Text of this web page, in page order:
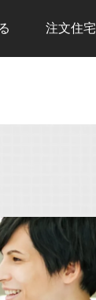
注文住宅